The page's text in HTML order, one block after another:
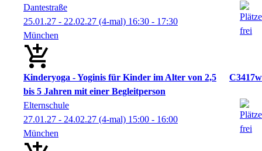
Dantestraße
25.01.27 - 22.02.27 (4-mal) 16:30 - 17:30
München
Kinderyoga - Yoginis für Kinder im Alter von 2,5
bis 5 Jahren mit einer Begleitperson
C3417w
Elternschule
27.01.27 - 24.02.27 (4-mal) 15:00 - 16:00
München